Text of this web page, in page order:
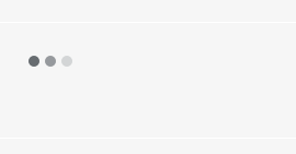
значимых потребителей